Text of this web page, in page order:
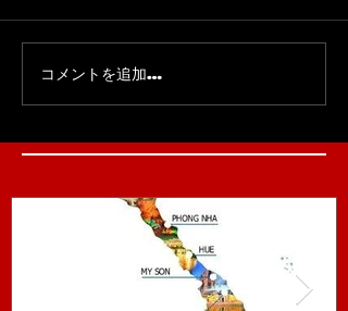
コメントを追加…